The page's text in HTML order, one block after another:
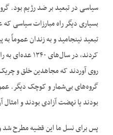
سیاسی در تبعید بر ضد رژیم بود.
بسیاری دیگر راه مبارزات سیاسی که
تبعید نینجامید و به زندان عموماً
کردند، در
روی آوردند که مجاهدین خلق و
گروه‌های بی‌شمار و کوچک دیگر.
بودند یا نهضت آزادی بودند و امثال
پس برای نسل ما این قضیه مطرح شد